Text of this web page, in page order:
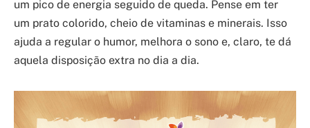
um pico de energia seguido de queda. Pense em ter
um prato colorido, cheio de vitaminas e minerais. Isso
ajuda a regular o humor, melhora o sono e, claro, te dá
aquela disposição extra no dia a dia.